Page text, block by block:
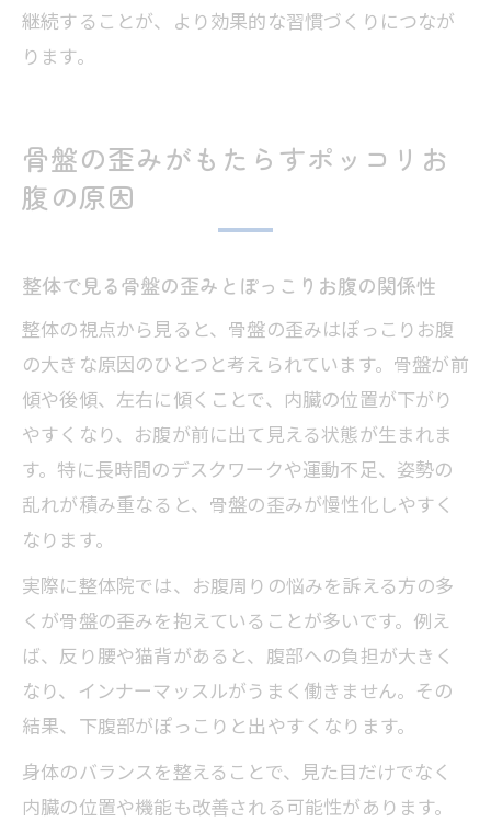
継続することが、より効果的な習慣づくりにつなが
ります。
骨盤の歪みがもたらすポッコリお
腹の原因
整体で見る骨盤の歪みとぽっこりお腹の関係性
整体の視点から見ると、骨盤の歪みはぽっこりお腹
の大きな原因のひとつと考えられています。骨盤が前
傾や後傾、左右に傾くことで、内臓の位置が下がり
やすくなり、お腹が前に出て見える状態が生まれま
す。特に長時間のデスクワークや運動不足、姿勢の
乱れが積み重なると、骨盤の歪みが慢性化しやすく
なります。
実際に整体院では、お腹周りの悩みを訴える方の多
くが骨盤の歪みを抱えていることが多いです。例え
ば、反り腰や猫背があると、腹部への負担が大きく
なり、インナーマッスルがうまく働きません。その
結果、下腹部がぽっこりと出やすくなります。
身体のバランスを整えることで、見た目だけでなく
内臓の位置や機能も改善される可能性があります。